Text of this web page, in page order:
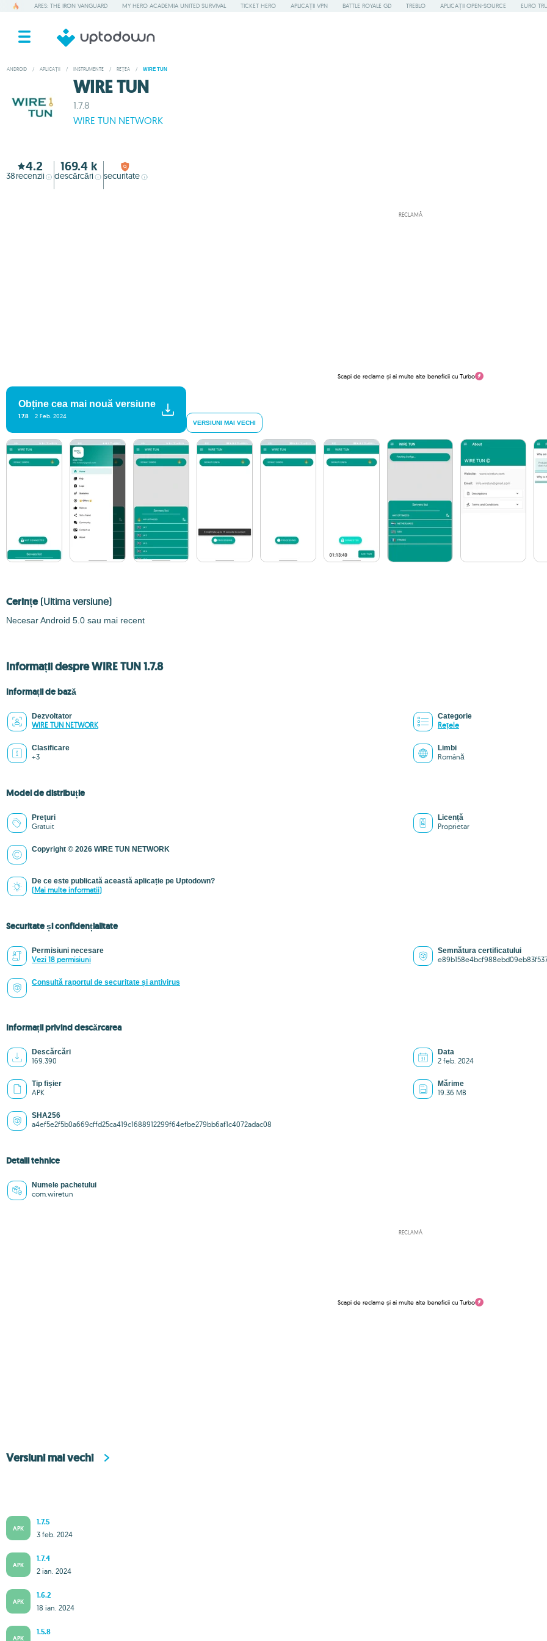
ARES: THE IRON VANGUARD MY HERO ACADEMIA UNITED SURVIVAL TICKET HERO APLICAȚII VPN BATTLE ROYALE GD TREBLO APLICAȚII OPEN-SOURCE EURO
ANDROID / APLICAȚII / INSTRUMENTE / REŢEA / WIRE TUN
WIRE TUN
1.7.8
WIRE TUN NETWORK
4.2
38recenzii
169.4 k
descărcări securitate
RECLAMĂ
Scapi de reclame și ai multe alte beneficii cu Turbo
Obține cea mai nouă versiune
1.7.8 2 Feb. 2024
VERSIUNI MAI VECHI
Cerințe (Ultima versiune)
Necesar Android 5.0 sau mai recent
Informații despre WIRE TUN 1.7.8
Informații de bază
Dezvoltator
WIRE TUN NETWORK
Categorie
Rețele
Clasificare
+3
Limbi
Română
Model de distribuție
Prețuri
Gratuit
Licență
Proprietar
Copyright © 2026 WIRE TUN NETWORK
De ce este publicată această aplicație pe Uptodown?
(Mai multe informatii)
Securitate și confidențialitate
Permisiuni necesare
Vezi 18 permisiuni
Semnătura certificatului
Consultă raportul de securitate și antivirus
Informații privind descărcarea
Descărcări
169.390
Data
2 feb. 2024
Tip fișier
APK
Mărime
19.36 MB
SHA256
a4ef5e2f5b0a669cffd25ca419c1688912299f64efbe279bb6af1c4072adac08
Detalii tehnice
Numele pachetului
com.wiretun
RECLAMĂ
Scapi de reclame și ai multe alte beneficii cu Turbo
Versiuni mai vechi
APK
1.7.5
3 feb. 2024
APK
1.7.4
2 ian. 2024
APK
1.6.2
18 ian. 2024
APK
1.5.8